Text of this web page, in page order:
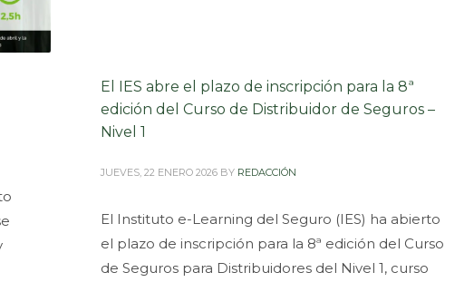
El IES abre el plazo de inscripción para la 8ª
edición del Curso de Distribuidor de Seguros –
Nivel 1
JUEVES, 22 ENERO 2026 BY REDACCIÓN
El Instituto e-Learning del Seguro (IES) ha abierto
el plazo de inscripción para la 8ª edición del Curso
de Seguros para Distribuidores del Nivel 1, curso